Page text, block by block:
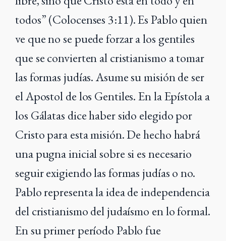
todos” (Colocenses 3:11). Es Pablo quien
ve que no se puede forzar a los gentiles
que se convierten al cristianismo a tomar
las formas judías. Asume su misión de ser
el Apostol de los Gentiles. En la Epístola a
los Gálatas dice haber sido elegido por
Cristo para esta misión. De hecho habrá
una pugna inicial sobre si es necesario
seguir exigiendo las formas judías o no.
Pablo representa la idea de independencia
del cristianismo del judaísmo en lo formal.
En su primer período Pablo fue